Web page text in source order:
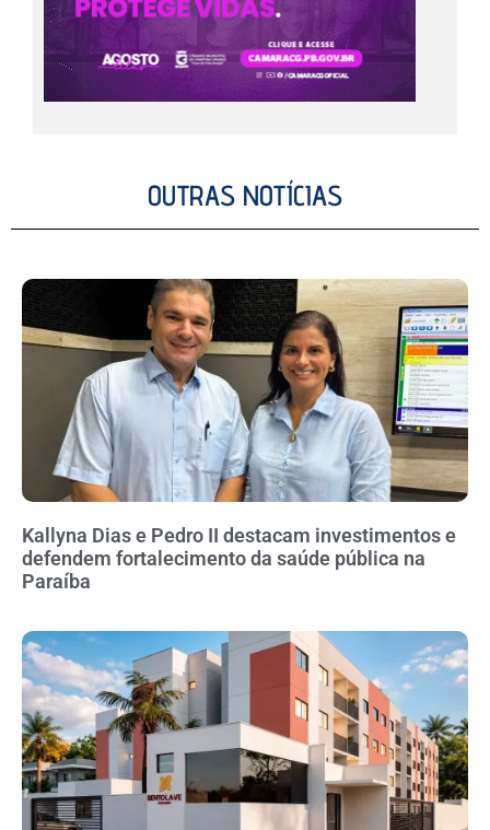
OUTRAS NOTÍCIAS
Kallyna Dias e Pedro II destacam investimentos e
defendem fortalecimento da saúde pública na
Paraíba